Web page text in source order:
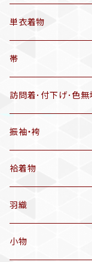
帯揚げ
羽織
半幅帯
有松絞り浴衣(6～9月
単衣着物
アンティーク着物
リサイクル着物
帯
リサイクル帯
アンティーク帯
アンティーク仕立てか
名古屋帯
洒落袋帯
訪問着･付下げ･色無
振袖・袴
袷着物
アンティーク着物
リサイクル着物
羽織
小物